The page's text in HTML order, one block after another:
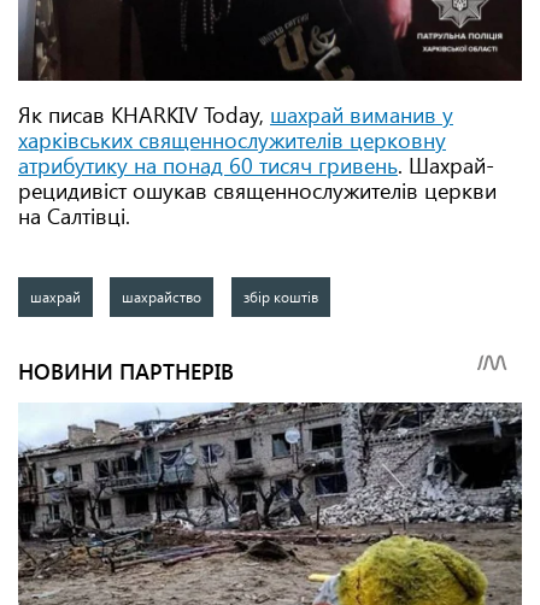
Як писав KHARKIV Today, шахрай виманив у
харківських священнослужителів церковну
атрибутику на понад 60 тисяч гривень. Шахрай-
рецидивіст ошукав священнослужителів церкви
на Салтівці.
шахрай шахрайство збір коштів